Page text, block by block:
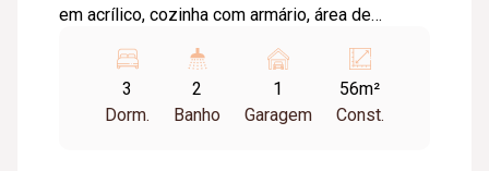
em acrílico, cozinha com armário, área de
56m² Cond. Aprox. 235,00 Taxa de mudança
Aprox. 235,00 (entrada e saída ). VISITAS
SOMENTE ACOMPANHADA. **RESTRIÇÃO
3
Dorm.
2
Banho
1
Garagem
56m²
Const.